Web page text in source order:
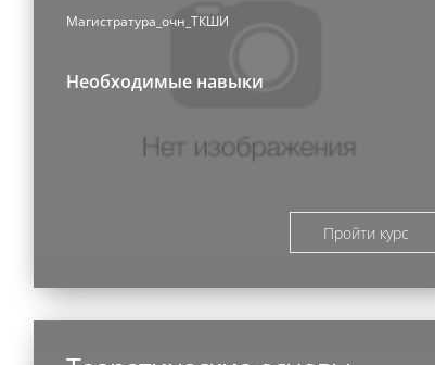
Магистратура_очн_ТКШИ
Необходимые навыки
Пройти курс